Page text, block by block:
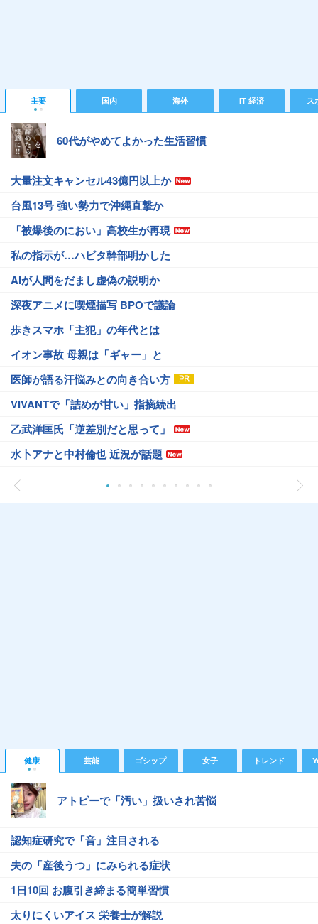
主要 国内 海外 IT 経済 ス
60代がやめてよかった生活習慣
大量注文キャンセル43億円以上か
台風13号 強い勢力で沖縄直撃か
「被爆後のにおい」高校生が再現
私の指示が…ハビタ幹部明かした
AIが人間をだまし虚偽の説明か
深夜アニメに喫煙描写 BPOで議論
歩きスマホ「主犯」の年代とは
イオン事故 母親は「ギャー」と
医師が語る汗悩みとの向き合い方
VIVANTで「詰めが甘い」指摘続出
乙武洋匡氏「逆差別だと思って」
水卜アナと中村倫也 近況が話題
健康 芸能 ゴシップ 女子 トレンド
アトピーで「汚い」扱いされ苦悩
認知症研究で「音」注目される
夫の「産後うつ」にみられる症状
1日10回 お腹引き締まる簡単習慣
太りにくいアイス 栄養士が解説